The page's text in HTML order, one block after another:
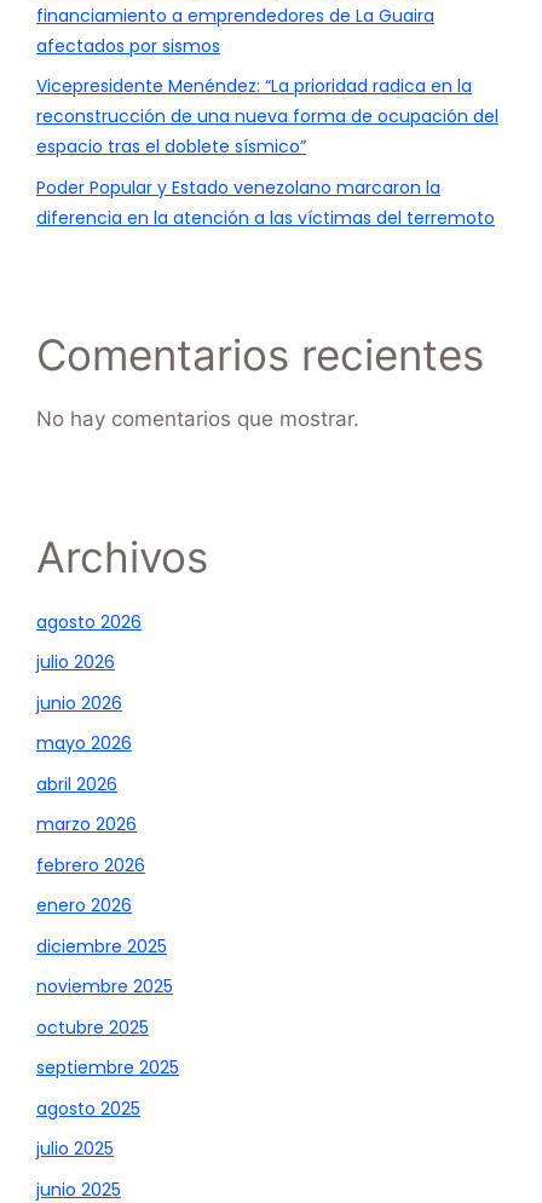
financiamiento a emprendedores de La Guaira
afectados por sismos
Vicepresidente Menéndez: “La prioridad radica en la
reconstrucción de una nueva forma de ocupación del
espacio tras el doblete sísmico”
Poder Popular y Estado venezolano marcaron la
diferencia en la atención a las víctimas del terremoto
Comentarios recientes
No hay comentarios que mostrar.
Archivos
agosto 2026
julio 2026
junio 2026
mayo 2026
abril 2026
marzo 2026
febrero 2026
enero 2026
diciembre 2025
noviembre 2025
octubre 2025
septiembre 2025
agosto 2025
julio 2025
junio 2025